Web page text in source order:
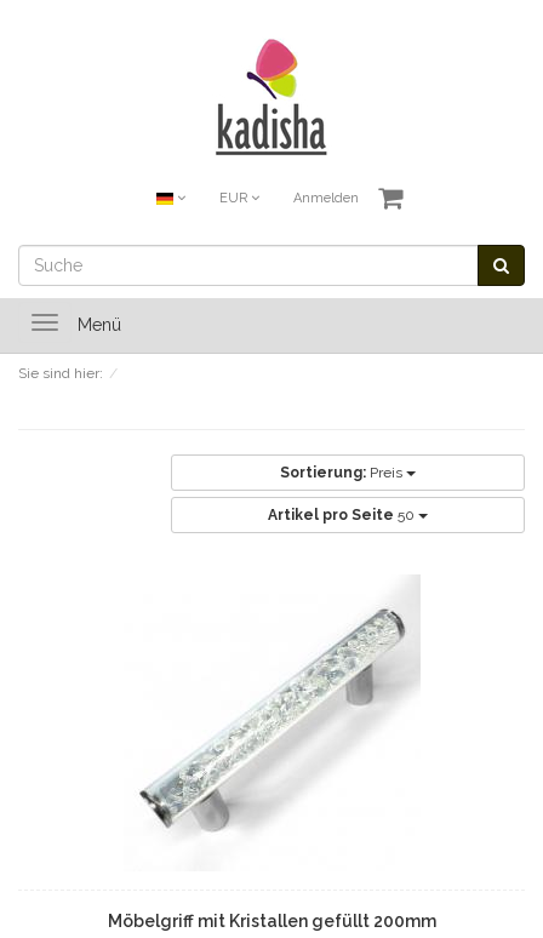
EUR Anmelden
ToggleMenü
Sie sind hier:
Sortierung: Preis
Artikel pro Seite 50
Möbelgriff mit Kristallen gefüllt 200mm